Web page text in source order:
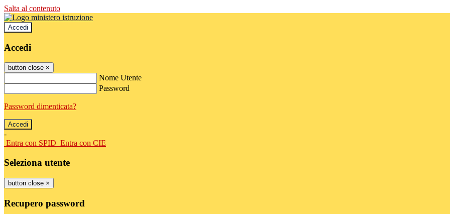
Salta al contenuto
Accedi
Accedi
button close ×
Nome Utente
Password
Password dimenticata?
-
Entra con SPID Entra con CIE
Seleziona utente
button close ×
Recupero password